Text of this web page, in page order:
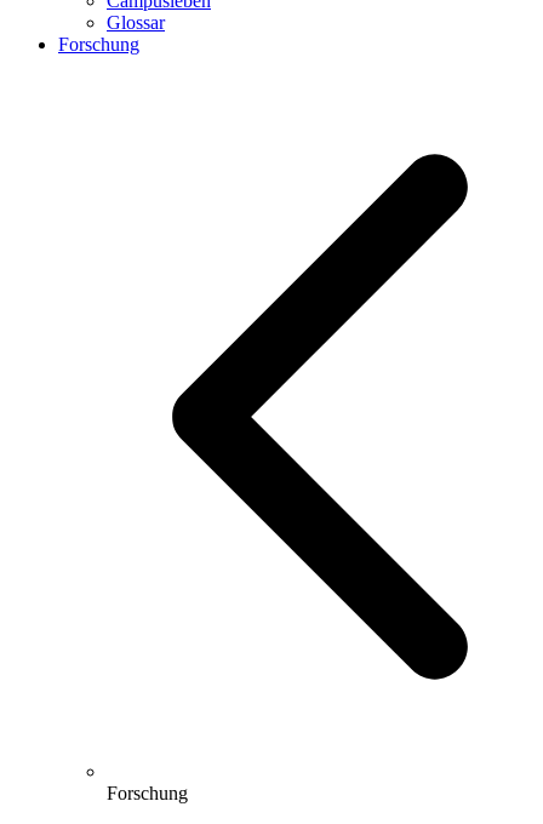
Glossar
Forschung
Forschung